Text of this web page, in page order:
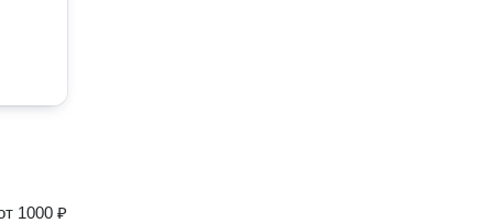
1000 ₽